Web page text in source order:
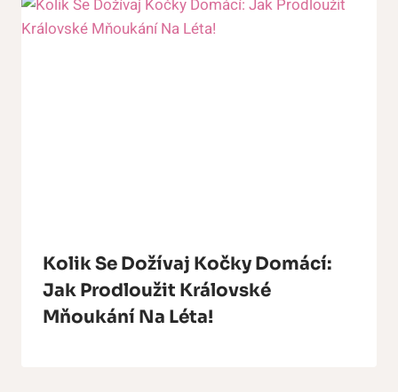
Kolik Se Dožívaj Kočky Domácí:
Jak Prodloužit Královské
Mňoukání Na Léta!